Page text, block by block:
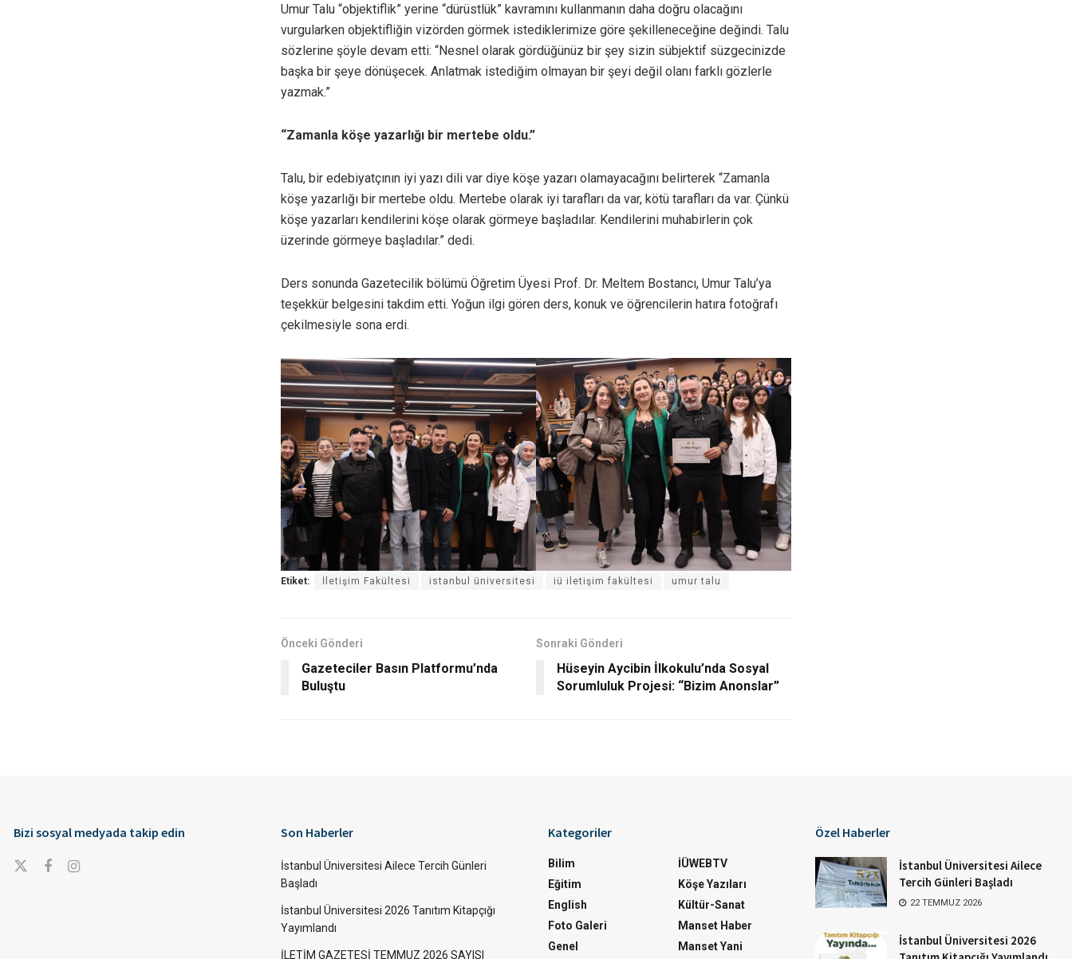
Umur Talu “objektiflik” yerine “dürüstlük” kavramını kullanmanın daha doğru olacağını
vurgularken objektifliğin vizörden görmek istediklerimize göre şekilleneceğine değindi. Talu
sözlerine şöyle devam etti: “Nesnel olarak gördüğünüz bir şey sizin sübjektif süzgecinizde
başka bir şeye dönüşecek. Anlatmak istediğim olmayan bir şeyi değil olanı farklı gözlerle
yazmak.”
“Zamanla köşe yazarlığı bir mertebe oldu.”
Talu, bir edebiyatçının iyi yazı dili var diye köşe yazarı olamayacağını belirterek “Zamanla
köşe yazarlığı bir mertebe oldu. Mertebe olarak iyi tarafları da var, kötü tarafları da var. Çünkü
köşe yazarları kendilerini köşe olarak görmeye başladılar. Kendilerini muhabirlerin çok
üzerinde görmeye başladılar.” dedi.
Ders sonunda Gazetecilik bölümü Öğretim Üyesi Prof. Dr. Meltem Bostancı, Umur Talu’ya
teşekkür belgesini takdim etti. Yoğun ilgi gören ders, konuk ve öğrencilerin hatıra fotoğrafı
çekilmesiyle sona erdi.
Etiket: İletişim Fakültesi istanbul üniversitesi iü iletişim fakültesi umur talu
Önceki Gönderi
Gazeteciler Basın Platformu’nda
Buluştu
Sonraki Gönderi
Hüseyin Aycibin İlkokulu’nda Sosyal
Sorumluluk Projesi: “Bizim Anonslar”
Bizi sosyal medyada takip edin Son Haberler
İstanbul Üniversitesi Ailece Tercih Günleri
Başladı
İstanbul Üniversitesi 2026 Tanıtım Kitapçığı
Yayımlandı
İLETİM GAZETESİ TEMMUZ 2026 SAYISI
Kategoriler
Bilim
Eğitim
English
Foto Galeri
Genel
İÜWEBTV
Köşe Yazıları
Kültür-Sanat
Manset Haber
Manset Yani
Özel Haberler
İstanbul Üniversitesi Ailece
Tercih Günleri Başladı
22 TEMMUZ 2026
İstanbul Üniversitesi 2026